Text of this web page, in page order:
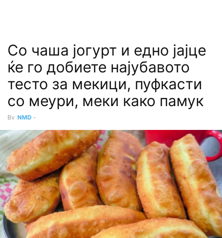
Со чаша јогурт и едно јајце
ќе го добиете најубавото
тесто за мекици, пуфкасти
со меури, меки како памук
By NMD -